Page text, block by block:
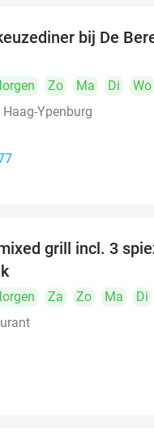
food
food
bij De
Zo Ma Di
Wo
Haag-Ypenburg
grill incl. 3
Za Zo Ma Di